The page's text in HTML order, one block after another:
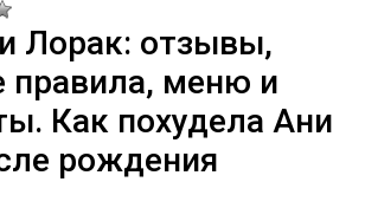
Лорак: отзывы,
правила, меню и
Как похудела Ани
рождения